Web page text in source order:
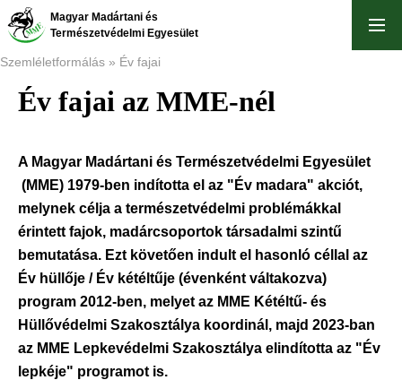
Ugrás
tartalomra
Magyar Madártani és
Természetvédelmi Egyesület
Morzsa
Szemléletformálás Év fajai
Év fajai az MME-nél
A Magyar Madártani és Természetvédelmi Egyesület
(MME) 1979-ben indította el az "Év madara" akciót,
melynek célja a természetvédelmi problémákkal
érintett fajok, madárcsoportok társadalmi szintű
bemutatása. Ezt követően indult el hasonló céllal az
Év hüllője / Év kétéltűje (évenként váltakozva)
program 2012-ben, melyet az MME Kétéltű- és
Hüllővédelmi Szakosztálya koordinál, majd 2023-ban
az MME Lepkevédelmi Szakosztálya elindította az "Év
lepkéje" programot is.